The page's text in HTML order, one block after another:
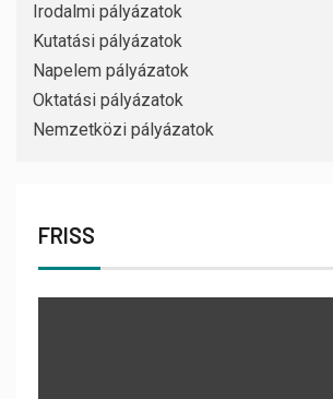
Irodalmi pályázatok
Kutatási pályázatok
Napelem pályázatok
Oktatási pályázatok
Nemzetközi pályázatok
FRISS